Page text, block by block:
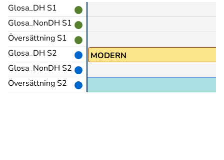
Glosa_DH S1
Glosa_NonDH S1
Översättning S1
Glosa_DH S2
Glosa_NonDH S2
Översättning S2
MODERN